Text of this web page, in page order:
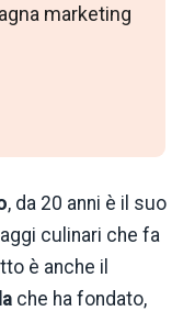
marketing
, da 20 anni è il suo
culinari che fa
è anche il
che ha fondato,